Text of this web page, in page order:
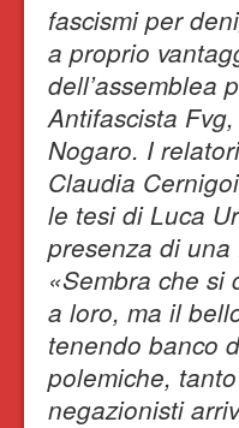
fascismi per
a proprio
dell’assemblea
Antifascista
Nogaro. I
Claudia
le tesi di Luca
presenza di
«Sembra che si
a loro, ma il
tenendo banco
polemiche,
negazionisti